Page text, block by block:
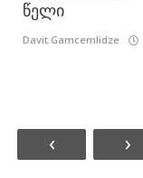
წელი
Davit.Gamcemlidze
‹ ›